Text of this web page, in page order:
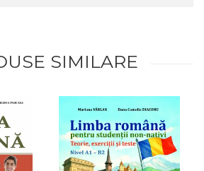
SIMILARE